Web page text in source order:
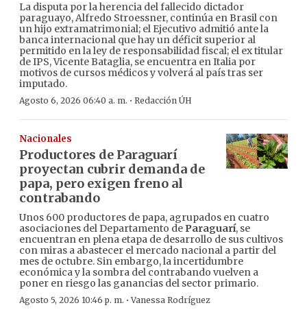
La disputa por la herencia del fallecido dictador
paraguayo, Alfredo Stroessner, continúa en Brasil con
un hijo extramatrimonial; el Ejecutivo admitió ante la
banca internacional que hay un déficit superior al
permitido en la ley de responsabilidad fiscal; el ex titular
de IPS, Vicente Bataglia, se encuentra en Italia por
motivos de cursos médicos y volverá al país tras ser
imputado.
Agosto 6, 2026 06:40 a. m. · Redacción ÚH
Nacionales
Productores de Paraguarí
proyectan cubrir demanda de
papa, pero exigen freno al
contrabando
Unos 600 productores de papa, agrupados en cuatro
asociaciones del Departamento de Paraguarí, se
encuentran en plena etapa de desarrollo de sus cultivos
con miras a abastecer el mercado nacional a partir del
mes de octubre. Sin embargo, la incertidumbre
económica y la sombra del contrabando vuelven a
poner en riesgo las ganancias del sector primario.
Agosto 5, 2026 10:46 p. m. ·Vanessa Rodríguez